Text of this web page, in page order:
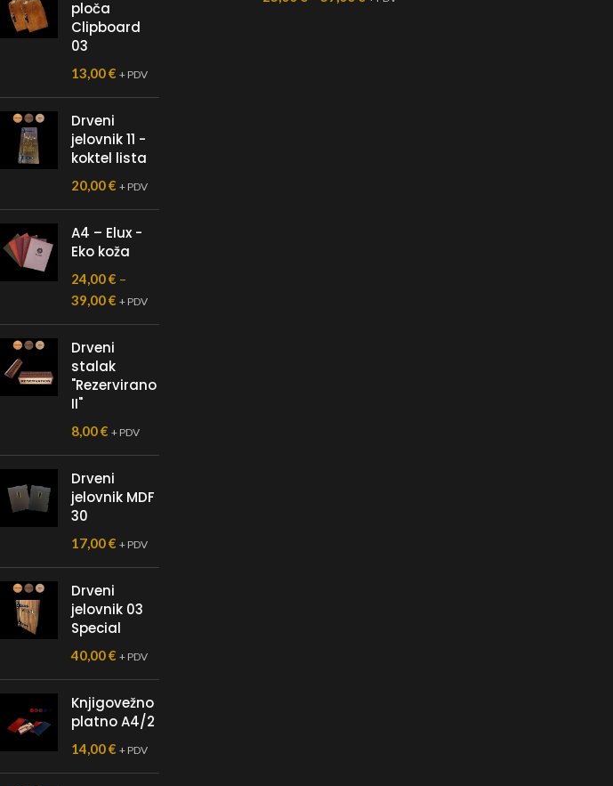
ploča
Clipboard
03
13,00€ + PDV
Drveni
jelovnik 11 -
koktel lista
20,00€ + PDV
A4 – Elux -
Eko koža
24,00€ –
39,00€ + PDV
Drveni
stalak
"Rezervirano
II"
8,00€ + PDV
Drveni
jelovnik MDF
30
17,00€ + PDV
Drveni
jelovnik 03
Special
40,00€ + PDV
Knjigovežno
platno A4/2
14,00€ + PDV